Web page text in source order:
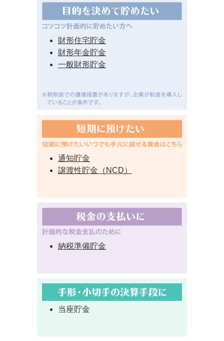
財形住宅貯金
財形年金貯金
一般財形貯金
通知貯金
譲渡性貯金（NCD）
納税準備貯金
当座貯金